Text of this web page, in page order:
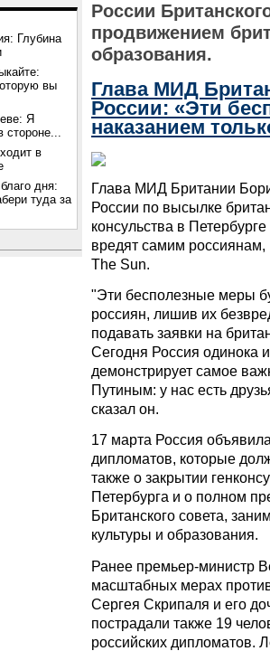
Глубина
вы
Я
стороне...
в
дня:
туда за
России
продвижением
образования.
Глава МИД
России: «Эти
наказанием
Глава МИД Британии
России по высылке
консульства в
вредят самим россиянам,
The Sun.
"Эти бесполезные меры
россиян, лишив их
подавать заявки на
Сегодня Россия одинока
демонстрирует самое
Путиным: у нас есть
сказал он.
17 марта Россия
дипломатов, которые
также о закрытии
Петербурга и о полном
Британского совета,
культуры и образования.
Ранее премьер-министр
масштабных мерах
Сергея Скрипаля и его
пострадали также 19
российских дипломатов.